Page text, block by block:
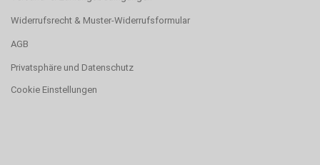
Widerrufsrecht & Muster-Widerrufsformular
AGB
Privatsphäre und Datenschutz
Cookie Einstellungen